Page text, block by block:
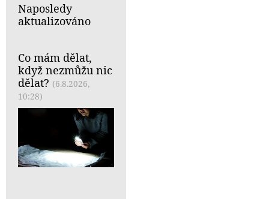
Naposledy
aktualizováno
Co mám dělat,
když nezmůžu nic
dělat? (6.8.2026,
10:28)